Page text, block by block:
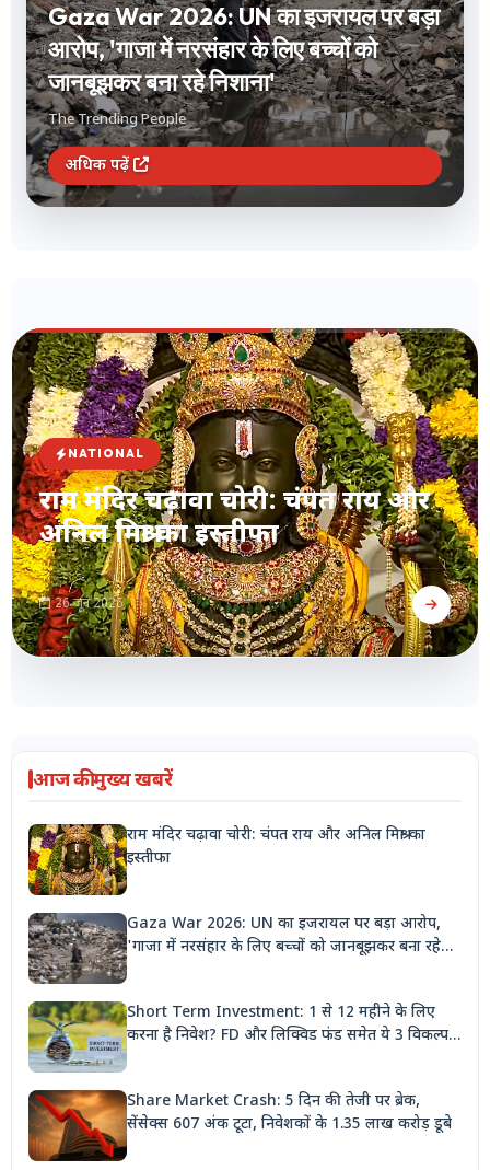
Short Term Investment: 1 से 12 महीने
के लिए करना है निवेश? FD और लिक्विड फंड
समेत ये 3 विकल्प देंगे बंपर रिटर्न
The Trending People
अधिक पढ़ें
NATIONAL
राम मंदिर चढ़ावा चोरी: चंपत राय और
अनिल मिश्रा का इस्तीफा
26 जून 2026
आज की मुख्य खबरें
राम मंदिर चढ़ावा चोरी: चंपत राय और अनिल मिश्रा का
इस्तीफा
Gaza War 2026: UN का इजरायल पर बड़ा आरोप,
'गाजा में नरसंहार के लिए बच्चों को जानबूझकर बना रहे
Short Term Investment: 1 से 12 महीने के लिए
करना है निवेश? FD और लिक्विड फंड समेत ये 3 विकल्प
Share Market Crash: 5 दिन की तेजी पर ब्रेक,
सेंसेक्स 607 अंक टूटा, निवेशकों के 1.35 लाख करोड़ डूबे